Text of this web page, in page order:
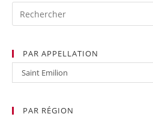
PAR APPELLATION
Par
Appellation
Saint Emilion
PAR RÉGION